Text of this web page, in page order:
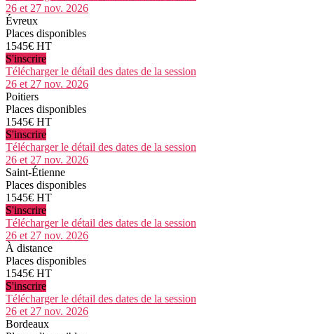
26 et 27 nov. 2026
Évreux
Places disponibles
1545€ HT
S'inscrire
Télécharger le détail des dates de la session
26 et 27 nov. 2026
Poitiers
Places disponibles
1545€ HT
S'inscrire
Télécharger le détail des dates de la session
26 et 27 nov. 2026
Saint-Étienne
Places disponibles
1545€ HT
S'inscrire
Télécharger le détail des dates de la session
26 et 27 nov. 2026
À distance
Places disponibles
1545€ HT
S'inscrire
Télécharger le détail des dates de la session
26 et 27 nov. 2026
Bordeaux